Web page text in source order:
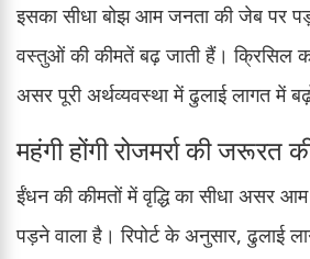
इसका सीधा बोझ आम जनता की जेब पर
वस्तुओं की कीमतें बढ़ जाती हैं। क्रिसिल
असर पूरी अर्थव्यवस्था में ढुलाई लागत में
महंगी होंगी रोजमर्रा की जरूरत
ईंधन की कीमतों में वृद्धि का सीधा असर
पड़ने वाला है। रिपोर्ट के अनुसार, ढुलाई